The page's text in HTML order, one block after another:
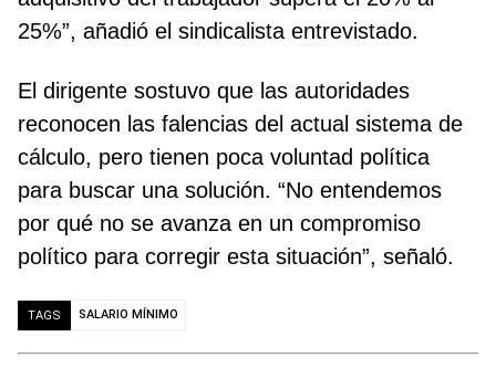
25%”, añadió el sindicalista entrevistado.
El dirigente sostuvo que las autoridades
reconocen las falencias del actual sistema de
cálculo, pero tienen poca voluntad política
para buscar una solución. “No entendemos
por qué no se avanza en un compromiso
político para corregir esta situación”, señaló.
TAGS SALARIO MÍNIMO